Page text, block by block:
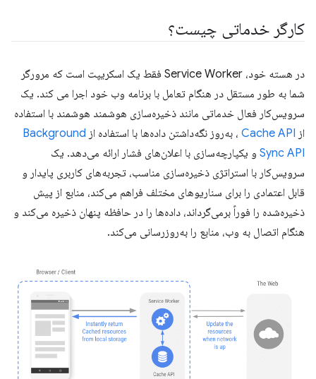
کارگر خدماتی چیست؟
در هسته خود، Service Worker فقط یک اسکریپت است که مرورگر
شما به طور مستقل در هنگام تعامل با برنامه وب خود اجرا می کند. یک
سرویس‌کار فعال خدماتی مانند ذخیره‌سازی هوشمند هوشمند با استفاده
از Cache API ، به‌روز نگه‌داشتن داده‌ها با استفاده از Background
Sync API و یکپارچه‌سازی با اعلان‌های فشار ارائه می‌دهد. یک
سرویس‌کار با استراتژی ذخیره‌سازی مناسب، تجربه‌های کاربری پایدار و
قابل اعتمادی را برای سناریوهای مختلف فراهم می‌کند، منابع از پیش
ذخیره‌شده را فوراً برمی‌گرداند، داده‌ها را در حافظه پنهان ذخیره می‌کند و
هنگام اتصال به وب، منابع را به‌روزرسانی می‌کند.